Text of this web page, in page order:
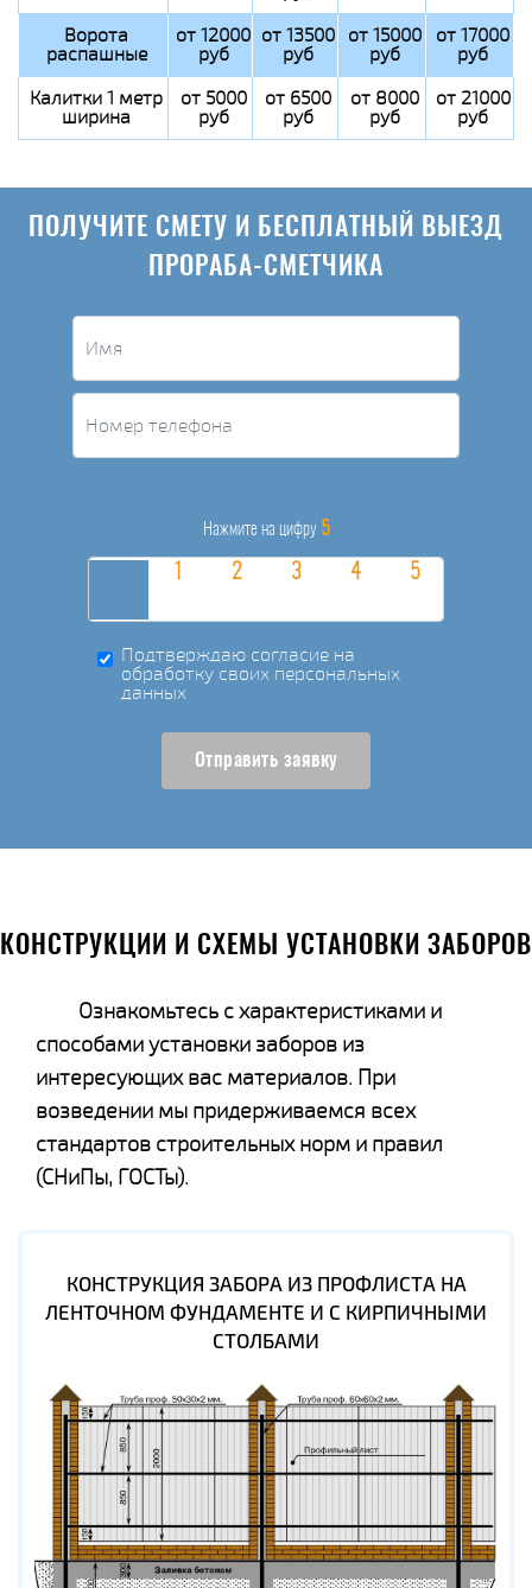
Ворота
распашные
от 12000
руб
от 13500
руб
от 15000
руб
от 17000
руб
Калитки 1 метр
ширина
от 5000
руб
от 6500
руб
от 8000
руб
от 21000
руб
ПОЛУЧИТЕ СМЕТУ И БЕСПЛАТНЫЙ ВЫЕЗД
ПРОРАБА-СМЕТЧИКА
Нажмите на цифру 5
Подтверждаю согласие на
обработку своих персональных
данных
Отправить заявку
КОНСТРУКЦИИ И СХЕМЫ УСТАНОВКИ ЗАБОРОВ
Ознакомьтесь с характеристиками и
способами установки заборов из
интересующих вас материалов. При
возведении мы придерживаемся всех
стандартов строительных норм и правил
(СНиПы, ГОСТы).
КОНСТРУКЦИЯ ЗАБОРА ИЗ ПРОФЛИСТА НА
ЛЕНТОЧНОМ ФУНДАМЕНТЕ И С КИРПИЧНЫМИ
СТОЛБАМИ